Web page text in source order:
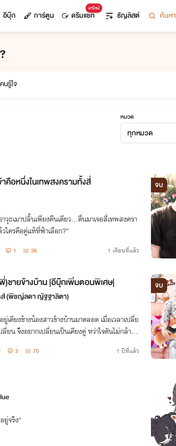
อีบุ๊ก การ์ตูน
มาใหม่
ดรีมแชท ธัญลิสต์ ค้นหา
หมวด
ทุกหมวด
คือหนึ่งในเทพสงครามทั้งสี่
วุธเมาปลิ้นเพียงคืนเดียว…ตื่นมาเจอสี่เทพสงครา
ใครคือคู่แท้ที่ฟ้าเลือก?”
1 36 1 เดือนที่แล้ว
จบ
ชายข้างบ้าน |อีบุ๊กเพิ่มตอนพิเศษ|
(พิชญ์ลดา ญัฐฐาลิตา)
เคียงข้างน้องสาวข้างบ้านมาตลอด เมื่อเวลาเปลี่ย
ยน จึงอยากเปลี่ยนเป็นเคียงคู่ ทว่าใจดันไม่กล้าพ
2 70 1 ปีที่แล้ว
จบ
ยู่จริง"